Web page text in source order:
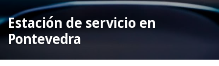
Estación de servicio en
Pontevedra